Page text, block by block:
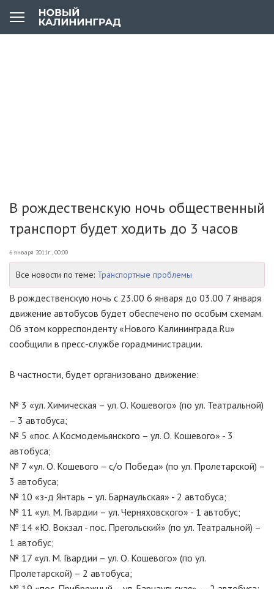
В рождественскую ночь общественный
транспорт будет ходить до 3 часов
6 января 2011г., 00:00
Все новости по теме: Транспортные проблемы
В рождественскую ночь с 23.00 6 января до 03.00 7 января
движение автобусов будет обеспечено по особым схемам.
Об этом корреспонденту «Нового Калининграда.Ru»
сообщили в пресс-службе горадминистрации.
В частности, будет организовано движение:
№ 3 «ул. Химическая – ул. О. Кошевого» (по ул. Театральной)
– 3 автобуса;
№ 5 «пос. А.Космодемьянского – ул. О. Кошевого» - 3
автобуса;
№ 7 «ул. О. Кошевого – с/о Победа» (по ул. Пролетарской) –
3 автобуса;
№ 10 «з-д Янтарь – ул. Барнаульская» - 2 автобуса;
№ 11 «ул. М. Гвардии – ул. Черняховского» - 1 автобус;
№ 14 «Ю. Вокзал - пос. Прегольский» (по ул. Театральной) –
1 автобус;
№ 17 «ул. М. Гвардии – ул. О. Кошевого» (по ул.
Пролетарской) – 2 автобуса;